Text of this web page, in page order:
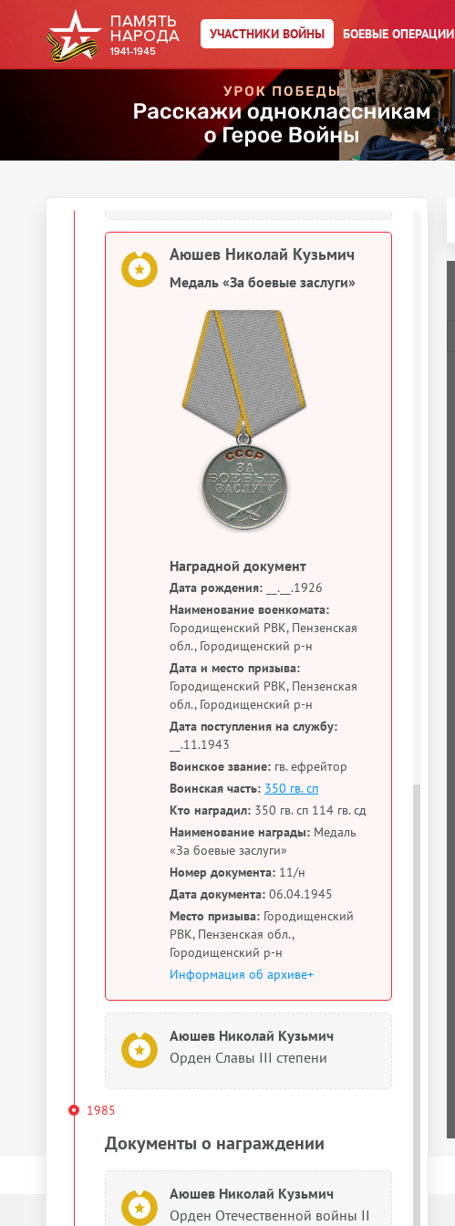
УЧАСТНИКИ ВОЙНЫ БОЕВЫЕ ОПЕРАЦИИ
1945 гг.»
Аюшев Николай Кузьмич
Медаль «За взятие Вены»
Аюшев Николай Кузьмич
Аюшев Николай Кузьмич
Медаль «За боевые заслуги»
Наградной документ
Дата рождения: __.__.1926
Наименование военкомата:
Городищенский РВК, Пензенская
обл., Городищенский р-н
Дата и место призыва:
Городищенский РВК, Пензенская
обл., Городищенский р-н
Дата поступления на службу:
__.11.1943
Воинское звание: гв. ефрейтор
Воинская часть: 350 гв. сп
Кто наградил: 350 гв. сп 114 гв. сд
Наименование награды: Медаль
«За боевые заслуги»
Номер документа: 11/н
Дата документа: 06.04.1945
Место призыва: Городищенский
РВК, Пензенская обл.,
Городищенский р-н
Информация об архиве+
Аюшев Николай Кузьмич
Орден Славы III степени
1985
Документы о награждении
Аюшев Николай Кузьмич
Орден Отечественной войны II